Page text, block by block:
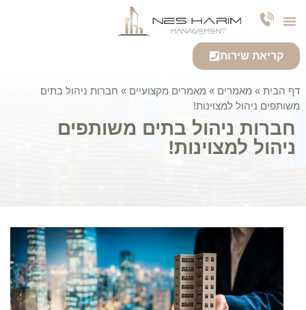
קריאת שירות
דף הבית» מאמרים » מאמרים מקצועיים » חברות ניהול בתים
משותפים ניהול למצוינות!
חברות ניהול בתים משותפים
ניהול למצוינות!